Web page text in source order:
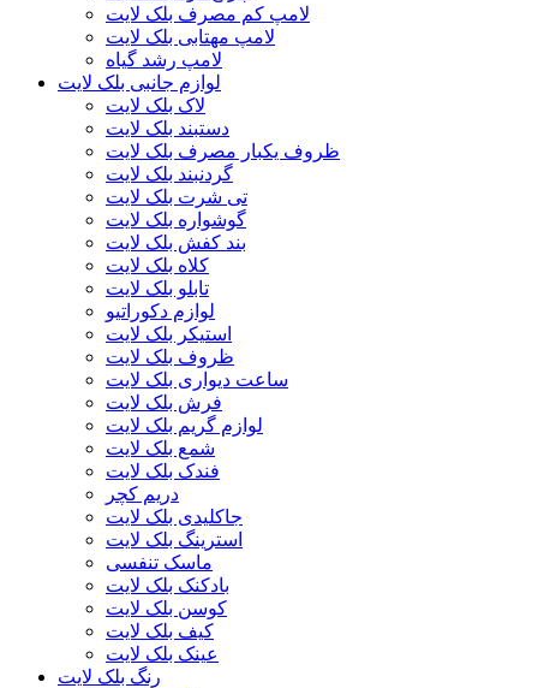
لامپ کم مصرف بلک لایت
لامپ مهتابی بلک لایت
لامپ رشد گیاه
لوازم جانبی بلک لایت
لاک بلک لایت
دستبند بلک لایت
ظروف یکبار مصرف بلک لایت
گردنبند بلک لایت
تی شرت بلک لایت
گوشواره بلک لایت
بند کفش بلک لایت
کلاه بلک لایت
تابلو بلک لایت
لوازم دکوراتیو
استیکر بلک لایت
ظروف بلک لایت
ساعت دیواری بلک لایت
فرش بلک لایت
لوازم گریم بلک لایت
شمع بلک لایت
فندک بلک لایت
دریم کچر
جاکلیدی بلک لایت
استرینگ بلک لایت
ماسک تنفسی
بادکنک بلک لایت
کوسن بلک لایت
کیف بلک لایت
عینک بلک لایت
رنگ بلک لایت